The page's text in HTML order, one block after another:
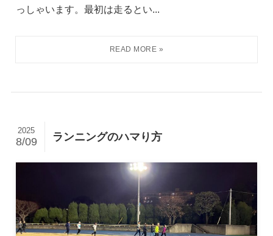
っしゃいます。最初は走るとい...
ランニングのハマり方
2025
8/09